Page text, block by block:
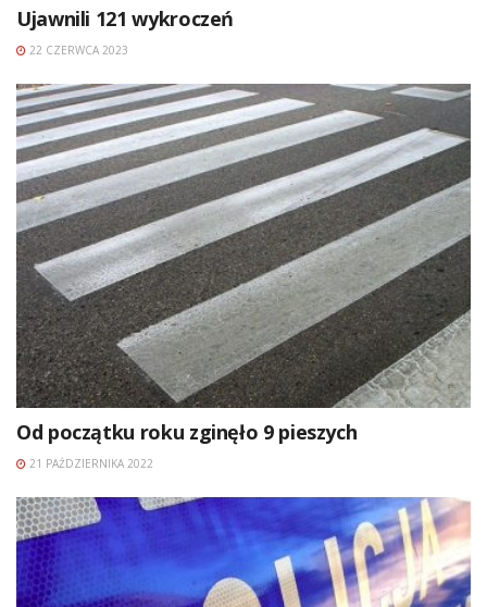
Ujawnili 121 wykroczeń
22 CZERWCA 2023
Od początku roku zginęło 9 pieszych
21 PAŹDZIERNIKA 2022